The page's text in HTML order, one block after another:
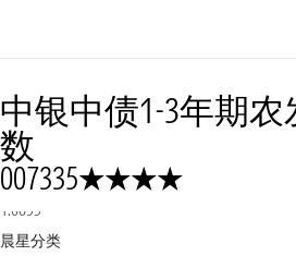
中银中债1-3年期
数
007335
净值2026-08-06
1.0655
晨星分类